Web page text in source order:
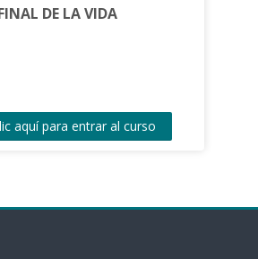
DE LA VIDA
aquí para entrar al curso